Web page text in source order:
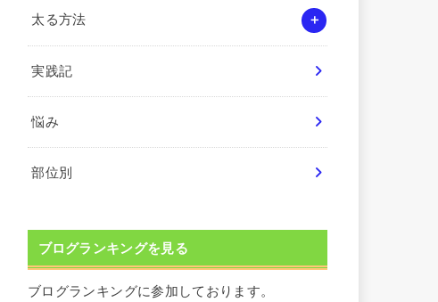
太る方法
実践記
悩み
部位別
ブログランキングを見る
ブログランキングに参加しております。